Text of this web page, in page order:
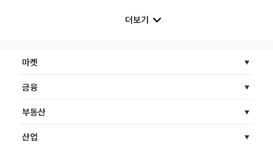
더보기
마켓
금융
부동산
산업